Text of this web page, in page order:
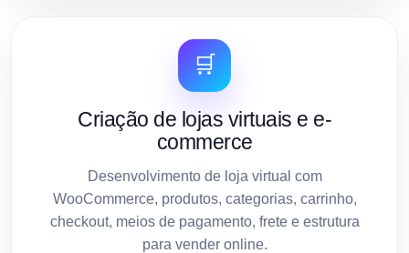
🛒
Criação de lojas virtuais e e-
commerce
Desenvolvimento de loja virtual com
WooCommerce, produtos, categorias, carrinho,
checkout, meios de pagamento, frete e estrutura
para vender online.